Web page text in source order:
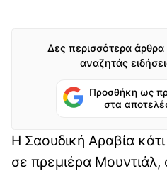
Δες περισσότερα
αναζητάς
Προσθήκη ως
στα
Η Σαουδική Αραβία
σε πρεμιέρα Μουντιάλ,